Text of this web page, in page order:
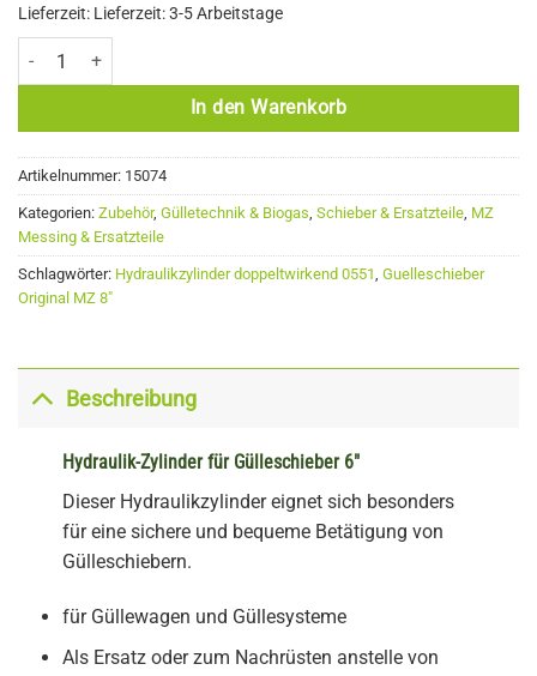
Lieferzeit: Lieferzeit: 3-5 Arbeitstage
Hydraulik-Zylinder für Gülleschieber 6" Menge
In den Warenkorb
Artikelnummer: 15074
Kategorien: Zubehör, Gülletechnik & Biogas, Schieber & Ersatzteile, MZ
Messing & Ersatzteile
Schlagwörter: Hydraulikzylinder doppeltwirkend 0551, Guelleschieber
Original MZ 8"
Beschreibung
Hydraulik-Zylinder für Gülleschieber 6″
Dieser Hydraulikzylinder eignet sich besonders
für eine sichere und bequeme Betätigung von
Gülleschiebern.
für Güllewagen und Güllesysteme
Als Ersatz oder zum Nachrüsten anstelle von